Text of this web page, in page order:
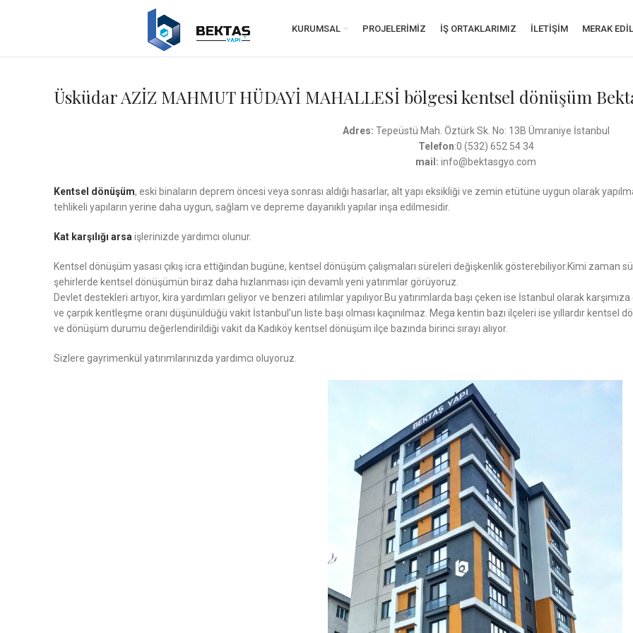
KURUMSAL PROJELERIMIZ İŞ ORTAKLARIMIZ İLETIŞIM MERAK
Üsküdar AZİZ MAHMUT HÜDAYİ MAHALLESİ bölgesi kentsel dönüşüm
Adres: Tepeüstü Mah. Öztürk Sk. No: 13B Ümraniye İstanbul
Telefon:0 (532) 652 54 34
mail: info@bektasgyo.com
Kentsel dönüşüm, eski binaların deprem öncesi veya sonrası aldığı hasarlar, alt yapı eksikliği ve zemin etütüne uygun olarak
tehlikeli yapıların yerine daha uygun, sağlam ve depreme dayanıklı yapılar inşa edilmesidir.
Kat karşılığı arsa işlerinizde yardımcı olunur.
Kentsel dönüşüm yasası çıkış icra ettiğindan bugüne, kentsel dönüşüm çalışmaları süreleri değişkenlik gösterebiliyor.Kimi zaman
şehirlerde kentsel dönüşümün biraz daha hızlanması için devamlı yeni yatırımlar görüyoruz.
Devlet destekleri artıyor, kira yardımları geliyor ve benzeri atılımlar yapılıyor.Bu yatırımlarda başı çeken ise İstanbul olarak
ve çarpık kentleşme oranı düşünüldüğü vakit İstanbul’un liste başı olması kaçınılmaz. Mega kentin bazı ilçeleri ise yıllardır kentsel
ve dönüşüm durumu değerlendirildiği vakit da Kadıköy kentsel dönüşüm ilçe bazında birinci sırayı alıyor.
Sizlere gayrimenkül yatırımlarınızda yardımcı oluyoruz.